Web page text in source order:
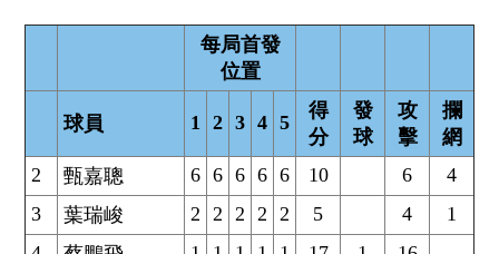
每局首發
位置
球員 1 2 3 4 5
得
分
發
球
攻
擊
攔
網
2
甄嘉聰 6 6 6 6 6 10 6
4
3
葉瑞峻 2 2 2 2 2 5 4
1